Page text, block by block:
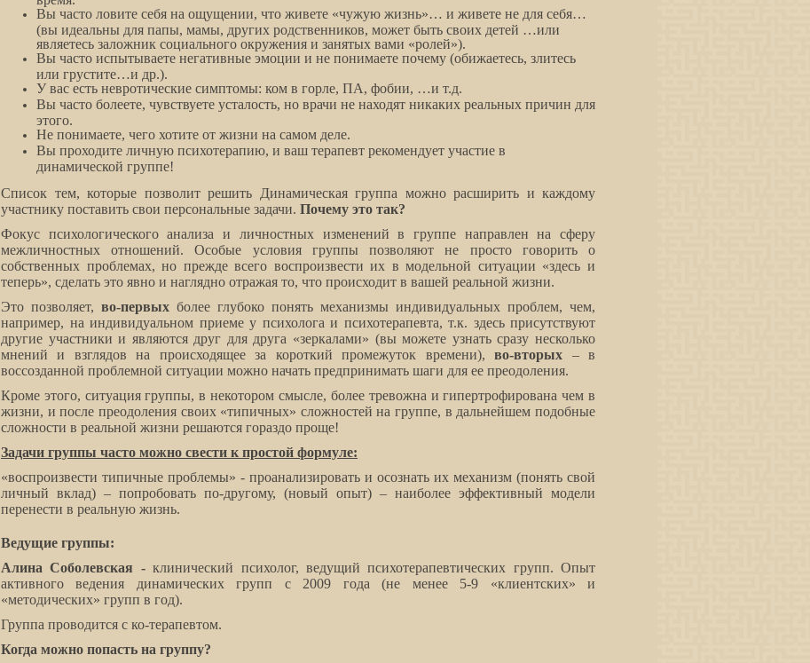
Вы часто ловите себя на ощущении, что живете «чужую жизнь»… и живете не для себя…
(вы идеальны для папы, мамы, других родственников, может быть своих детей …или
являетесь заложник социального окружения и занятых вами «ролей»).
Вы часто испытываете негативные эмоции и не понимаете почему (обижаетесь, злитесь
или грустите…и др.).
У вас есть невротические симптомы: ком в горле, ПА, фобии, …и т.д.
Вы часто болеете, чувствуете усталость, но врачи не находят никаких реальных причин для
этого.
Не понимаете, чего хотите от жизни на самом деле.
Вы проходите личную психотерапию, и ваш терапевт рекомендует участие в
динамической группе!
Список тем, которые позволит решить Динамическая группа можно расширить и каждому
участнику поставить свои персональные задачи. Почему это так?
Фокус психологического анализа и личностных изменений в группе направлен на сферу
межличностных отношений. Особые условия группы позволяют не просто говорить о
собственных проблемах, но прежде всего воспроизвести их в модельной ситуации «здесь и
теперь», сделать это явно и наглядно отражая то, что происходит в вашей реальной жизни.
Это позволяет, во-первых более глубоко понять механизмы индивидуальных проблем, чем,
например, на индивидуальном приеме у психолога и психотерапевта, т.к. здесь присутствуют
другие участники и являются друг для друга «зеркалами» (вы можете узнать сразу несколько
мнений и взглядов на происходящее за короткий промежуток времени),во-вторых – в
воссозданной проблемной ситуации можно начать предпринимать шаги для ее преодоления.
Кроме этого, ситуация группы, в некотором смысле, более тревожна и гипертрофирована чем в
жизни, и после преодоления своих «типичных» сложностей на группе, в дальнейшем подобные
сложности в реальной жизни решаются гораздо проще!
Задачи группы часто можно свести к простой формуле:
«воспроизвести типичные проблемы» - проанализировать и осознать их механизм (понять свой
личный вклад) – попробовать по-другому, (новый опыт) – наиболее эффективный модели
перенести в реальную жизнь.
Ведущие группы:
Алина Соболевская -клинический психолог, ведущий психотерапевтических групп. Опыт
активного ведения динамических групп с 2009 года (не менее 5-9 «клиентских» и
«методических» групп в год).
Группа проводится с ко-терапевтом.
Когда можно попасть на группу?